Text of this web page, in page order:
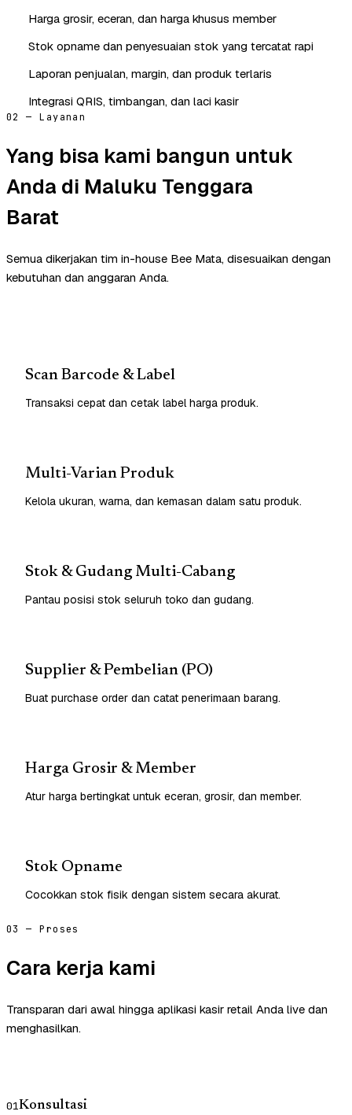
Harga grosir, eceran, dan harga khusus member
Stok opname dan penyesuaian stok yang tercatat rapi
Laporan penjualan, margin, dan produk terlaris
Integrasi QRIS, timbangan, dan laci kasir
02 — Layanan
Yang bisa kami bangun untuk
Anda di Maluku Tenggara
Barat
Semua dikerjakan tim in-house Bee Mata, disesuaikan dengan
kebutuhan dan anggaran Anda.
Scan Barcode & Label
Transaksi cepat dan cetak label harga produk.
Multi-Varian Produk
Kelola ukuran, warna, dan kemasan dalam satu produk.
Stok & Gudang Multi-Cabang
Pantau posisi stok seluruh toko dan gudang.
Supplier & Pembelian (PO)
Buat purchase order dan catat penerimaan barang.
Harga Grosir & Member
Atur harga bertingkat untuk eceran, grosir, dan member.
Stok Opname
Cocokkan stok fisik dengan sistem secara akurat.
03 — Proses
Cara kerja kami
Transparan dari awal hingga aplikasi kasir retail Anda live dan
menghasilkan.
01Konsultasi